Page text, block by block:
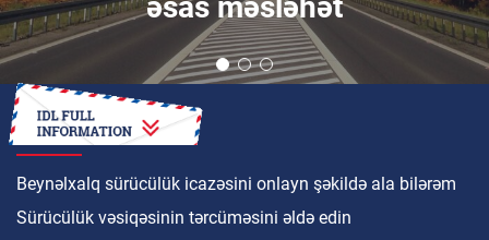
NECƏ
Beynəlxalq sürücülük icazəsini onlayn şəkildə ala bilərəm
Sürücülük vəsiqəsinin tərcüməsini əldə edin